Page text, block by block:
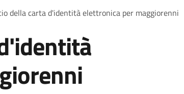
della carta d'identità elettronica per maggiorenni